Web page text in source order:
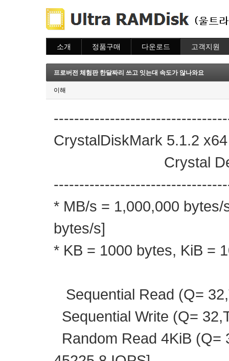
소개 정품구매
주문조회
이용안내
다운로드 고객지원
자주묻는질문
질문하기
프로버전 체험판 한달짜리 쓰고 잇는대 속도가 않나와요
이해
CrystalDiskMark 5.1.2
Crystal Dew
* MB/s = 1,000,000
bytes/s]
* KB = 1000 bytes, KiB =
Sequential Read (Q=
Sequential Write (Q=
Random Read 4KiB